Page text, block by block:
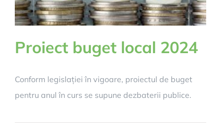
Proiect buget local 2024
Conform legislației în vigoare, proiectul de buget
pentru anul în curs se supune dezbaterii publice.